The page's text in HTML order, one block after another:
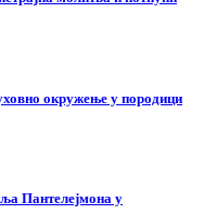
окружење у породици
Пантелејмона у